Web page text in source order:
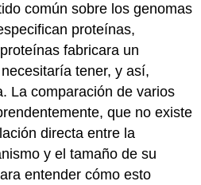
común sobre los genomas
proteínas,
fabricara un
tener, y así,
La comparación de varios
que no existe
directa entre la
y el tamaño de su
entender cómo esto